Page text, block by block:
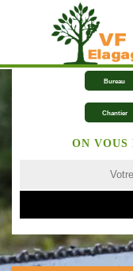
Bureau
Chantier
ON VOUS